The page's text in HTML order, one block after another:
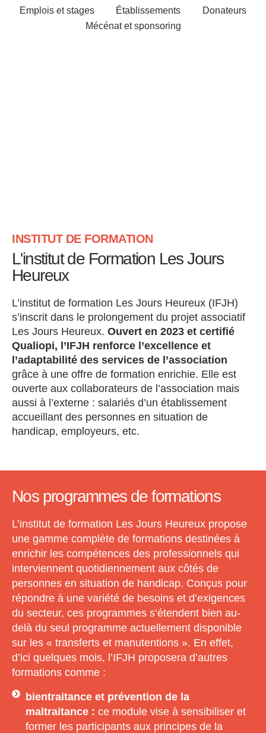
Emplois et stages Établissements
Donateurs
Mécénat et sponsoring
INSTITUT DE FORMATION
L'institut de Formation Les Jours
Heureux
L’institut de formation Les Jours Heureux (IFJH)
s’inscrit dans le prolongement du projet associatif
Les Jours Heureux. Ouvert en 2023 et certifié
Qualiopi, l’IFJH renforce l’excellence et
l’adaptabilité des services de l’association
grâce à une offre de formation enrichie. Elle est
ouverte aux collaborateurs de l’association mais
aussi à l’externe : salariés d’un établissement
accueillant des personnes en situation de
handicap, employeurs, etc.
Nos programmes de formations
L’institut de formation Les Jours Heureux propose
une gamme complète de formations destinées à
enrichir les compétences des professionnels qui
interviennent quotidiennement aux côtés de
personnes en situation de handicap. Conçus pour
répondre à une variété de besoins et d’exigences
du secteur, ces programmes s’étendent bien au-
delà du seul programme actuellement disponible
sur les « transferts et manutentions ». En effet,
d’ici quelques mois, l’IFJH proposera d’autres
formations comme :
bientraitance et prévention de la
maltraitance : ce module vise à sensibiliser et
former les participants aux principes de la